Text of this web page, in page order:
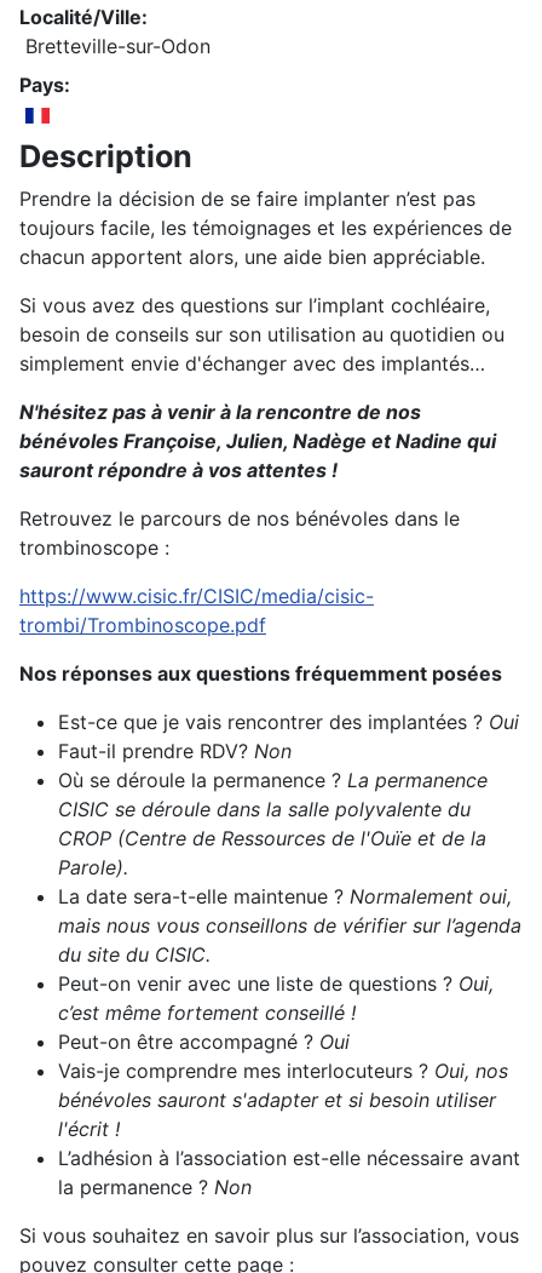
Localité/Ville:
Bretteville-sur-Odon
Pays:
Description
Prendre la décision de se faire implanter n’est pas
toujours facile, les témoignages et les expériences de
chacun apportent alors, une aide bien appréciable.
Si vous avez des questions sur l’implant cochléaire,
besoin de conseils sur son utilisation au quotidien ou
simplement envie d'échanger avec des implantés…
N'hésitez pas à venir à la rencontre de nos
bénévoles Françoise, Julien, Nadège et Nadine qui
sauront répondre à vos attentes !
Retrouvez le parcours de nos bénévoles dans le
trombinoscope :
https://www.cisic.fr/CISIC/media/cisic-
trombi/Trombinoscope.pdf
Nos réponses aux questions fréquemment posées
Est-ce que je vais rencontrer des implantées ? Oui
Faut-il prendre RDV? Non
Où se déroule la permanence ? La permanence
CISIC se déroule dans la salle polyvalente du
CROP (Centre de Ressources de l'Ouïe et de la
Parole).
La date sera-t-elle maintenue ? Normalement oui,
mais nous vous conseillons de vérifier sur l’agenda
du site du CISIC.
Peut-on venir avec une liste de questions ? Oui,
c’est même fortement conseillé !
Peut-on être accompagné ? Oui
Vais-je comprendre mes interlocuteurs ? Oui, nos
bénévoles sauront s'adapter et si besoin utiliser
l'écrit !
L’adhésion à l’association est-elle nécessaire avant
la permanence ? Non
Si vous souhaitez en savoir plus sur l’association, vous
pouvez consulter cette page :